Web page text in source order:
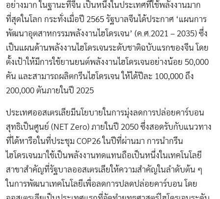
อย่างมาก ในฐานะที่จีน เป็นหนึ่งในประเทศที่ใช้พลังงานมาก
ที่สุดในโลก กระทั่งเมื่อปี 2565 รัฐบาลจีนได้ประกาศ ‘แผนการ
พัฒนาอุตสาหกรรมพลังงานไฮโดรเจน’ (ค.ศ.2021 – 2035) ซึ่ง
เป็นแผนด้านพลังงานไฮโดรเจนระดับชาติฉบับแรกของจีน โดย
ตั้งเป้าให้มีการใช้ยานยนต์พลังงานไฮโดรเจนอย่างน้อย 50,000
คัน และสามารถผลิตกรีนไฮโดรเจน ให้ได้ปีละ 100,000 ถึง
200,000 ตันภายในปี 2025
ประเทศออสเตรเลียมีนโยบายในการมุ่งลดการปล่อยคาร์บอน
สุทธิเป็นศูนย์ (NET Zero) ภายในปี 2050 ซึ่งสอดรับกับแนวทาง
ที่ได้หารือในที่ประชุม COP26 ในปีที่ผ่านมา การนำกรีน
ไฮโดรเจนมาใช้เป็นพลังงานทดแทนถือเป็นหนึ่งในเทคโนโลยี
สาขาสำคัญที่รัฐบาลออสเตรเลียให้ความสำคัญในลำดับต้น ๆ
ในการพัฒนาเทคโนโลยีเพื่อลดการปลดปล่อยคาร์บอน โดย